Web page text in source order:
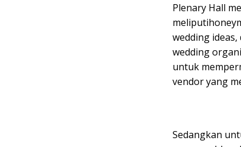
Plenary Hall
wedding
wedding
untuk
vendor yang
Sedangkan